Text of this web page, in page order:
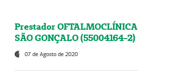
Prestador OFTALMOCLÍNICA
SÃO GONÇALO (55004164-2)
07 de Agosto de 2020